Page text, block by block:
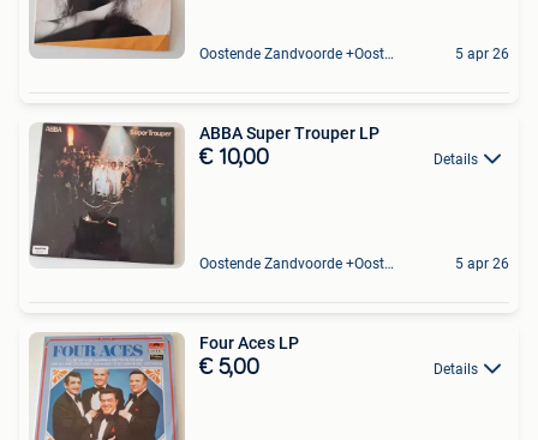
Oostende Zandvoorde +Oostende 5 apr 26
ABBA Super Trouper LP
€ 10,00 Details
Oostende Zandvoorde +Oostende 5 apr 26
Four Aces LP
€ 5,00 Details